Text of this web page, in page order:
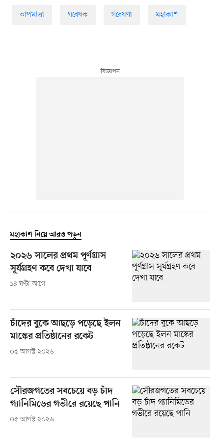
তাপমাত্রা গবেষক গবেষণা মহাকাশ
মহাকাশ নিয়ে আরও পড়ুন
২০২৬ সালের প্রথম পূর্ণগ্রাস
সূর্যগ্রহণ কবে দেখা যাবে
১৪ ঘণ্টা আগে
চাঁদের বুকে আছড়ে পড়েছে ইলন
মাস্কের প্রতিষ্ঠানের রকেট
০৫ আগস্ট ২০২৬
সৌরজগতের সবচেয়ে বড় চাঁদ
গ্যানিমিডের গভীরে রয়েছে পানি
০৫ আগস্ট ২০২৬